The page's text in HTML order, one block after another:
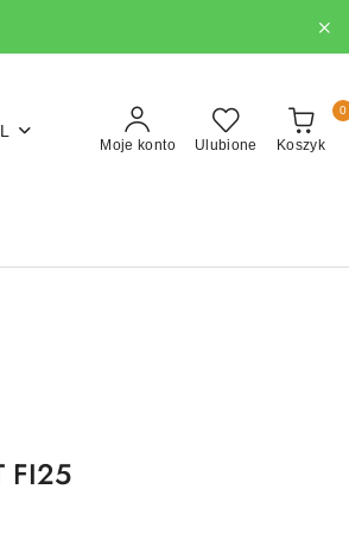
Moje konto Ulubione Koszyk
0
FI25